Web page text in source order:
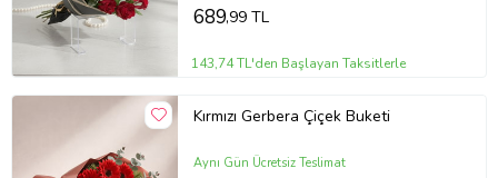
689,99 TL
143,74 TL'den Başlayan Taksitlerle
Kırmızı Gerbera Çiçek Buketi
Aynı Gün Ücretsiz Teslimat